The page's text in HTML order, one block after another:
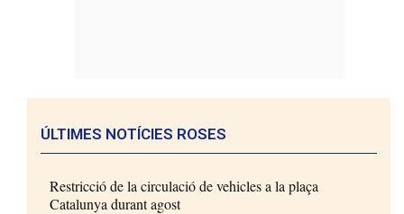
ÚLTIMES NOTÍCIES ROSES
Restricció de la circulació de vehicles a la plaça
Catalunya durant agost